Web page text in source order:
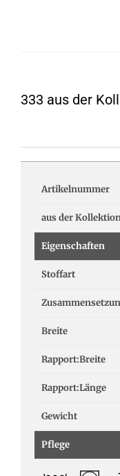
333 aus der
Artikelnummer
aus der
Eigenschaften
Stoffart
Breite
Rapport:Breite
Rapport:Länge
Gewicht
Pflege